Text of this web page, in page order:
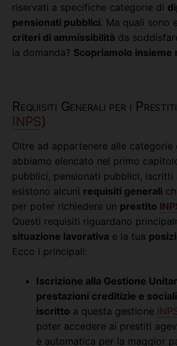
riservati a specifiche categorie di
pensionati pubblici. Ma quali sono
criteri di ammissibilità da
la domanda? Scopriamolo insieme
Requisiti Generali per i Prestiti
INPS)
Oltre ad appartenere alle categorie
abbiamo elencato nel primo
pubblici, pensionati pubblici, iscritti
esistono alcuni requisiti generali
per poter richiedere un prestito
Questi requisiti riguardano
situazione lavorativa e la tua
Ecco i principali:
Iscrizione alla Gestione
prestazioni creditizie e
iscritto a questa gestione
poter accedere ai prestiti
è automatica per la maggior